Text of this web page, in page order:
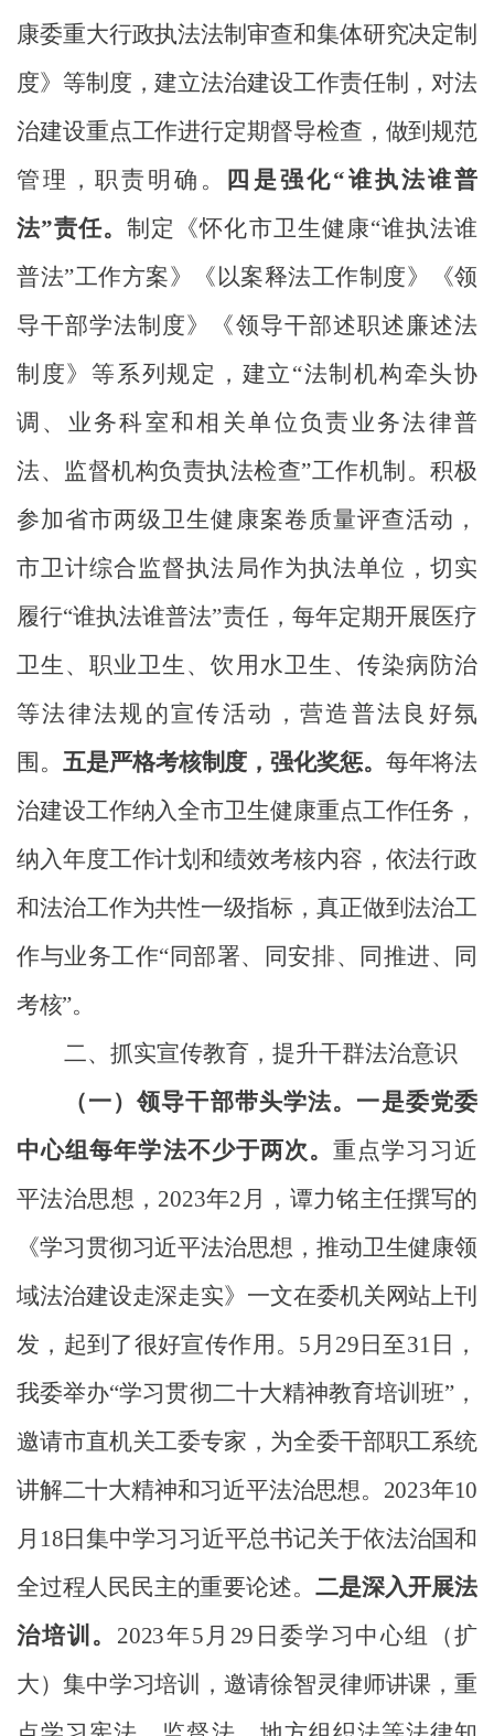
康委重大行政执法法制审查和集体研究决定制
度》等制度，建立法治建设工作责任制，对法
治建设重点工作进行定期督导检查 ， 做到规范
管理，职责明确 。 四 是强化“谁执法谁普
法”责任。制定 《怀化市卫生健康“谁执法谁
普法”工作方案》
《 以案释法工作制度》
《领
导干部学法制度》
《领导干部述职述廉述法
制度》等系列规定， 建立“法制机构牵头协
调、业务科室和相关单位负责业务法律普
法、监督机构负责执法检查”工作机制。积极
参加省市两级卫生健康案卷质量评查活动，
市卫计综合监督执法局作为执法单位，切实
履行“谁执法谁普法”责任，每年定期开展医疗
卫生、职业卫生、饮用水卫生、传染病防治
等法律法规的宣传活动 ， 营造普法 良好氛
围 。五是严格考核制度，强化奖惩。 每年将法
治建设工作纳入全市卫生健康重点工作任务，
纳入年度工作计划和绩效考核内容，依法行政
和法治工作为共性一级指标， 真正做到法治工
作与业务工作“同部署、同安排、同推进、同
考核”。
二、抓实宣传教育，提升干群法治意识
（一）领导干部带头学法。 一是委党委
中心组每年学法不少于两次。重点学习 习近
平法治思想， 2023年2月， 谭力铭主任撰写的
《学习贯彻习近平法治思想，推动卫生健康领
域法治建设走深走实》一文在委机关网站上刊
发，起到了很好宣传作用。 5月29日至31日，
我委举办“学习贯彻二十大精神教育培训班”，
邀请市直机关工委专家，为全委干部职工系统
讲解二十大精神和习近平法治思想。 2023年10
月18日集中学习习近平总书记关于依法治国和
全过程人民民主的重要论述。 二是深入开展法
治培训。 2023年5 月29日委学习中心组（扩
大）集中学习培训，邀请徐智灵律师讲课，重